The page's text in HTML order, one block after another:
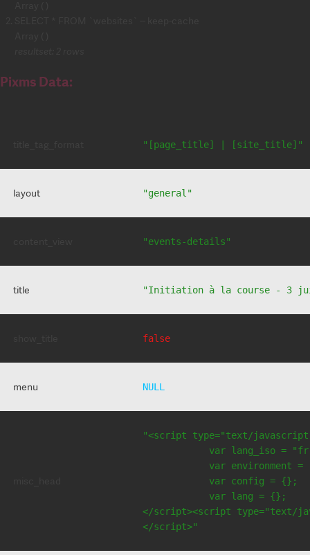
Pixms Data:
"[page_title] | [site_title]"
layout "general"
"events-details"
title "Initiation à la course - 3
false
menu NULL
"<script type="text/
var lang_iso =
var environment =
            var config = {};
            var lang = {};
</script><script type="text/
</script>"